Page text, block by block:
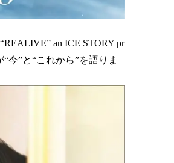
an ICE STORY pr
今”と“これから”を語りま